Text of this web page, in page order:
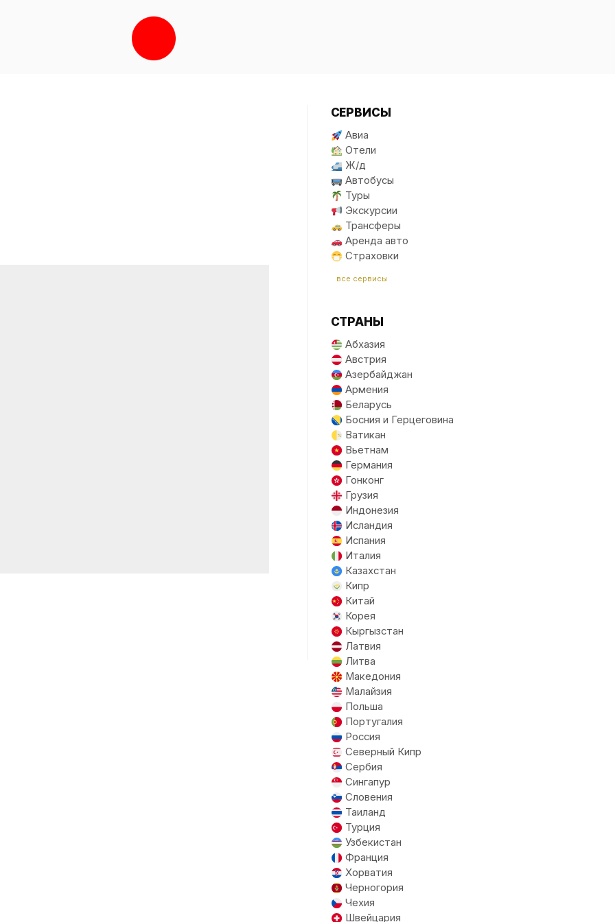
СЕРВИСЫ
Авиа
Отели
Ж/д
Автобусы
Туры
Экскурсии
Трансферы
Аренда авто
Страховки
все сервисы
СТРАНЫ
Абхазия
Австрия
Азербайджан
Армения
Беларусь
Босния и Герцеговина
Ватикан
Вьетнам
Германия
Гонконг
Грузия
Индонезия
Исландия
Испания
Италия
Казахстан
Кипр
Китай
Корея
Кыргызстан
Латвия
Литва
Македония
Малайзия
Польша
Португалия
Россия
Северный Кипр
Сербия
Сингапур
Словения
Таиланд
Турция
Узбекистан
Франция
Хорватия
Черногория
Чехия
Швейцария